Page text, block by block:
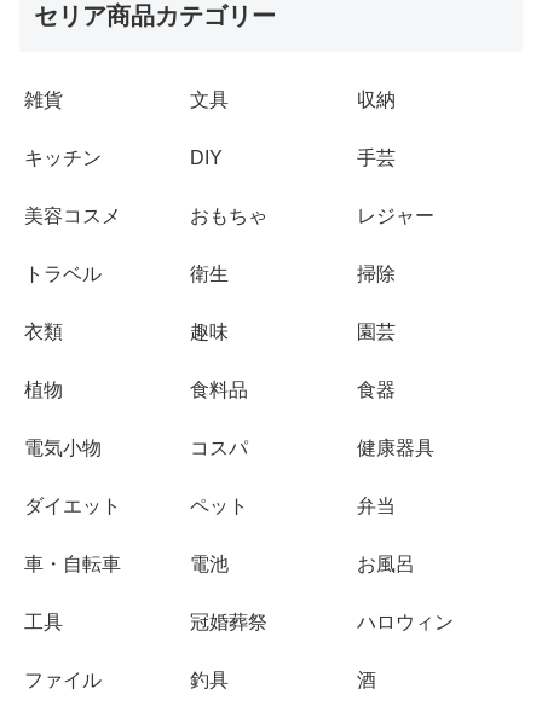
セリア商品カテゴリー
雑貨 文具 収納
キッチン DIY 手芸
美容コスメ おもちゃ レジャー
トラベル 衛生 掃除
衣類 趣味 園芸
植物 食料品 食器
電気小物 コスパ 健康器具
ダイエット ペット 弁当
車・自転車 電池 お風呂
工具 冠婚葬祭 ハロウィン
ファイル 釣具 酒